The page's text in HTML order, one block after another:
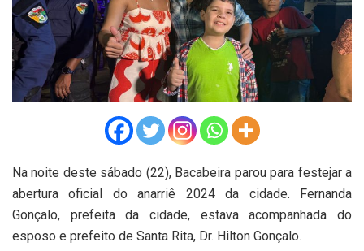
Na noite deste sábado (22), Bacabeira parou para festejar a
abertura oficial do anarriê 2024 da cidade. Fernanda
Gonçalo, prefeita da cidade, estava acompanhada do
esposo e prefeito de Santa Rita, Dr. Hilton Gonçalo.